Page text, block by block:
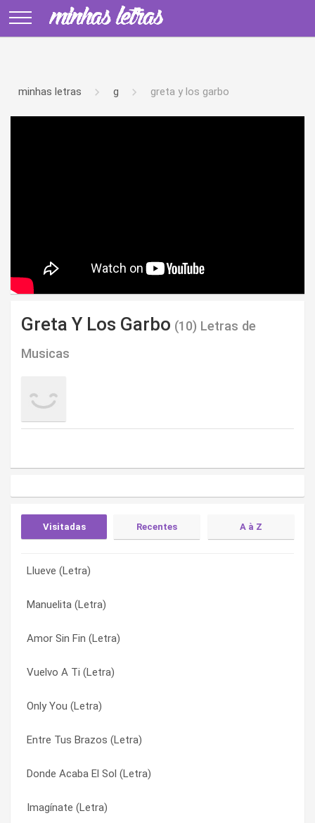
minhas letras g greta y los garbo
Greta Y Los Garbo (10) Letras de
Musicas
Visitadas Recentes A à Z
Llueve (Letra)
Manuelita (Letra)
Amor Sin Fin (Letra)
Vuelvo A Ti (Letra)
Only You (Letra)
Entre Tus Brazos (Letra)
Donde Acaba El Sol (Letra)
Imagínate (Letra)
Ana (Letra)
Crossroads (Letra)
Crash (Letra)
Vuelvo A Ti (Letra)
Todo (Letra)
Only You (Letra)
Manuelita (Letra)
Llueve (Letra)
Amor Sin Fin (Letra)
Ana (Letra)
Crash (Letra)
Crossroads (Letra)
Donde Acaba El Sol (Letra)
Entre Tus Brazos (Letra)
Imagínate (Letra)
Llueve (Letra)